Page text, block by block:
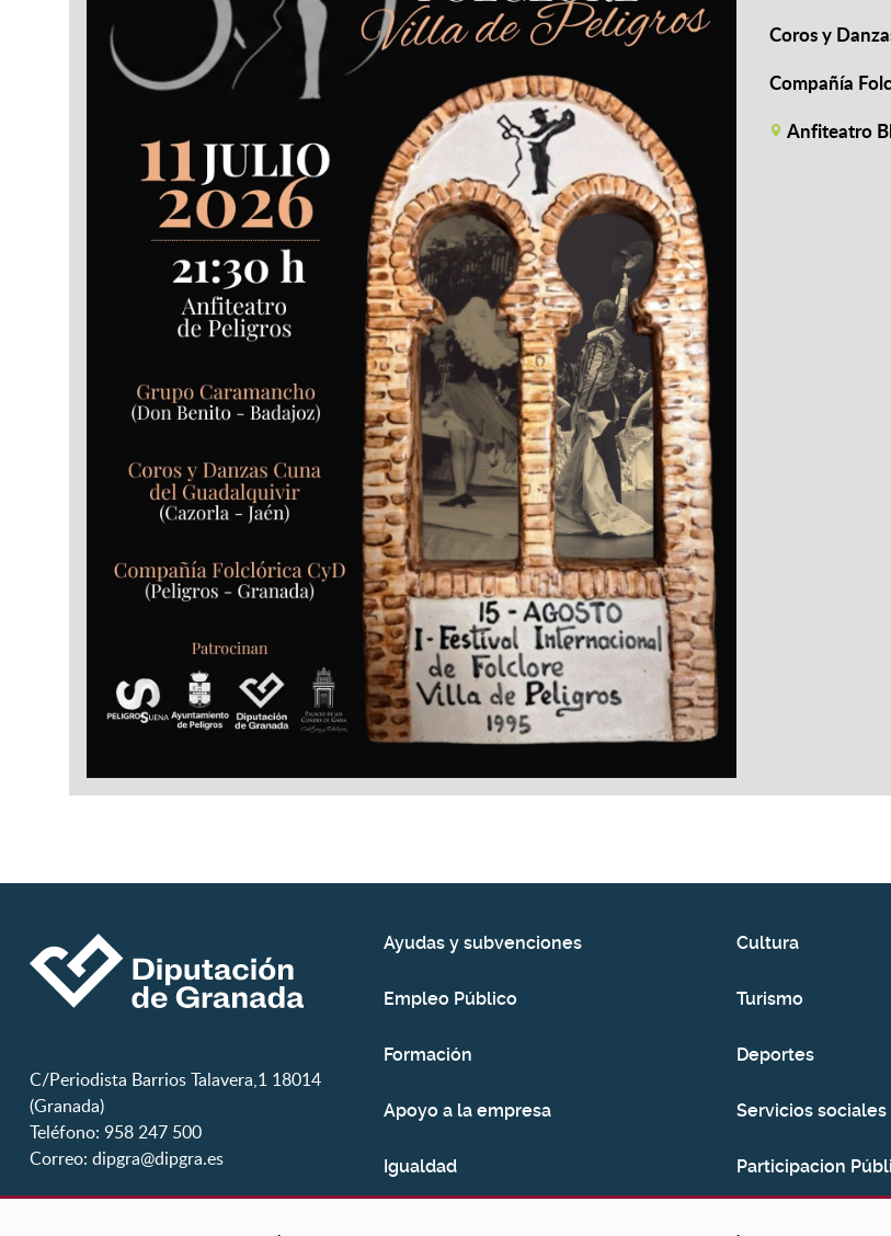
Coros y
Compañía
Anfiteatro
C/Periodista Barrios Talavera,1 18014
(Granada)
Teléfono: 958 247 500
Correo: dipgra@dipgra.es
Ayudas y subvenciones
Empleo Público
Formación
Apoyo a la empresa
Igualdad
Cultura
Turismo
Deportes
Servicios sociales
Participacion